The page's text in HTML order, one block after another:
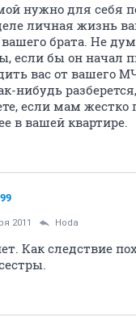
нужно для себя
личная жизнь
брата. Не
если бы он начал
вас от вашего
нибудь
если мам жестко
в вашей квартире.
2011 Hoda
Как следствие